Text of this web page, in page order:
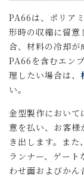
PA66は、ポリア
形時の収縮に留
合、材料の冷却が
PA66を含むエン
理したい場合は、
い。
金型製作において
意を払い、お客
き出します。また
ランナー、ゲー
わせ面およびかん